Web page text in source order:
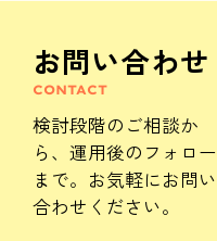
お問い合わせ
CONTACT
検討段階のご相談か
ら、 運用後のフォロー
まで。 お気軽にお問い
合わせください。